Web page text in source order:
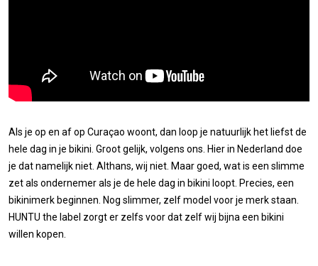
Als je op en af op Curaçao woont, dan loop je natuurlijk het liefst de
hele dag in je bikini. Groot gelijk, volgens ons. Hier in Nederland doe
je dat namelijk niet. Althans, wij niet. Maar goed, wat is een slimme
zet als ondernemer als je de hele dag in bikini loopt. Precies, een
bikinimerk beginnen. Nog slimmer, zelf model voor je merk staan.
HUNTU the label zorgt er zelfs voor dat zelf wij bijna een bikini
willen kopen.